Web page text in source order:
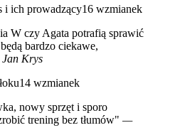
i ich prowadzący16 wzmianek
W czy Agata potrafią sprawić
bardzo ciekawe,
Krys
14 wzmianek
nowy sprzęt i sporo
trening bez tłumów" —